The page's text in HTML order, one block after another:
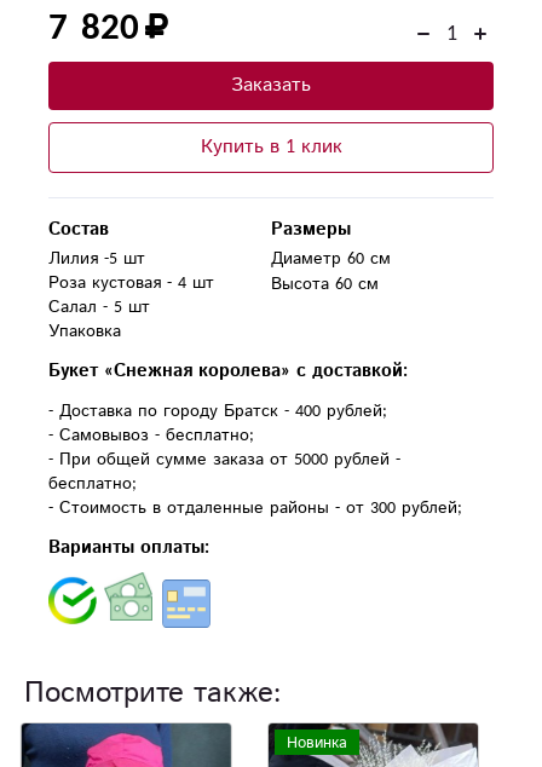
7 820
Заказать
Купить в 1 клик
Состав
Лилия -5 шт
Роза кустовая - 4 шт
Салал - 5 шт
Упаковка
Размеры
Диаметр 60 см
Высота 60 см
Букет «Снежная королева» с доставкой:
- Доставка по городу Братск - 400 рублей;
- Самовывоз - бесплатно;
- При общей сумме заказа от 5000 рублей -
бесплатно;
- Стоимость в отдаленные районы - от 300 рублей;
Варианты оплаты:
Посмотрите также:
Новинка